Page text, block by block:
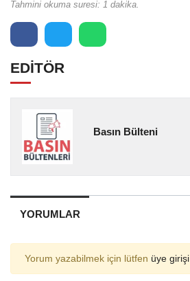
Tahmini okuma suresi: 1 dakika.
EDİTÖR
Basın Bülteni
YORUMLAR
Yorum yazabilmek için lütfen üye girişi